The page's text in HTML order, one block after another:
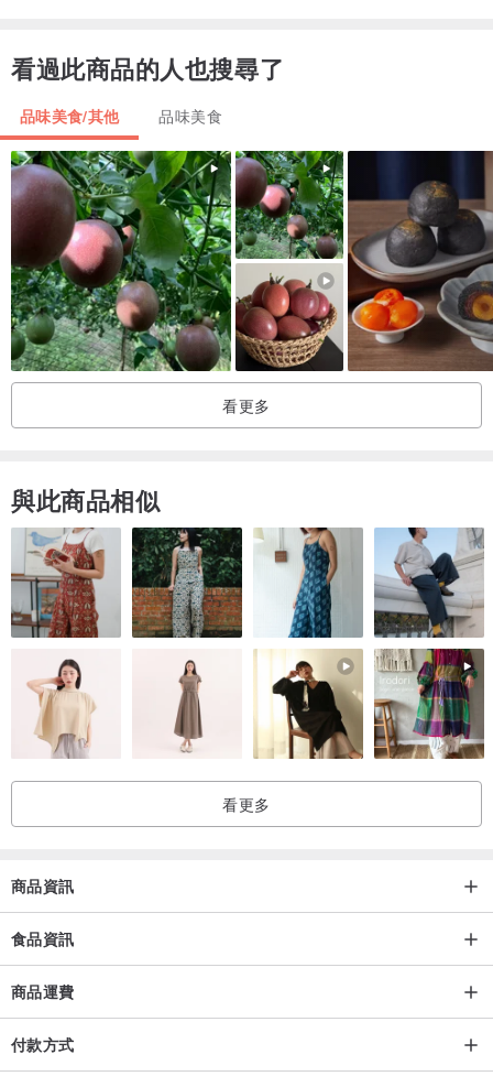
看過此商品的人也搜尋了
品味美食/其他 品味美食
看更多
與此商品相似
看更多
商品資訊
食品資訊
商品運費
付款方式